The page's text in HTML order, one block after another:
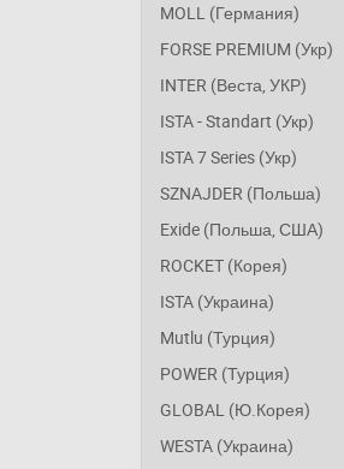
MOLL (Германия)
FORSE PREMIUM (Укр)
INTER (Веста, УКР)
ISTA - Standart (Укр)
ISTA 7 Series (Укр)
SZNAJDER (Польша)
Exide (Польша, США)
ROCKET (Корея)
ISTA (Украина)
Mutlu (Турция)
POWER (Турция)
GLOBAL (Ю.Корея)
WESTA (Украина)